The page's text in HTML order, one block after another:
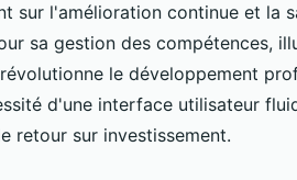
sur l'amélioration continue et la
sa gestion des compétences,
le développement
d'une interface utilisateur
retour sur investissement.